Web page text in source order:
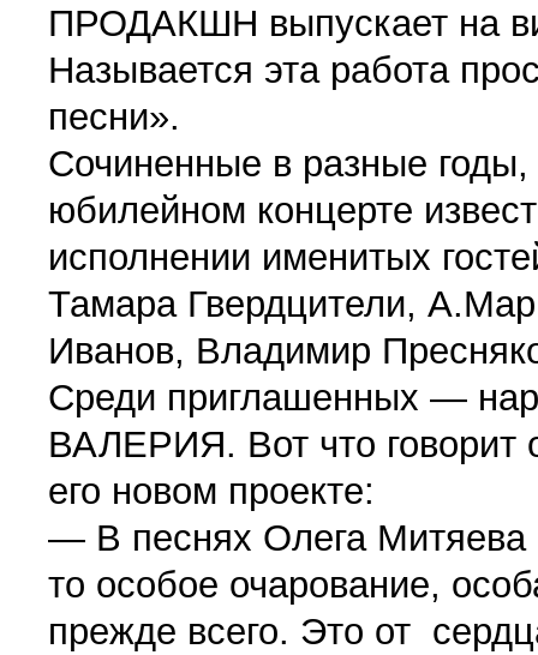
ПРОДАКШН выпускает на
Называется эта работа
песни».
Сочиненные в разные годы,
юбилейном концерте
исполнении именитых
Тамара Гвердцители,
Иванов, Владимир
Среди приглашенных —
ВАЛЕРИЯ. Вот что говорит
его новом проекте:
— В песнях Олега Митяева
то особое очарование,
прежде всего. Это от